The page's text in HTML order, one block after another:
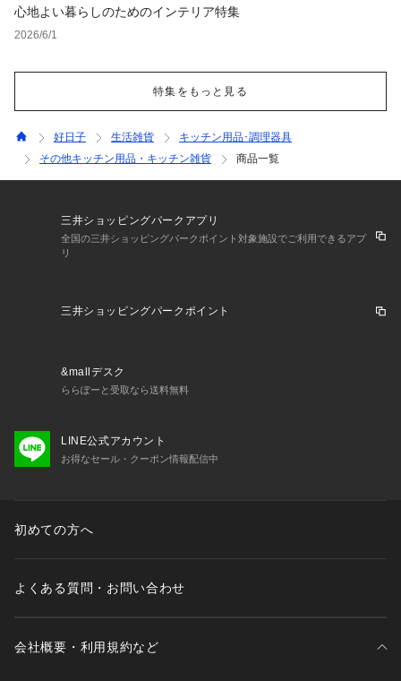
心地よい暮らしのためのインテリア特集
2026/6/1
特集をもっと見る
好日子 生活雑貨
キッチン用品･調理器具
その他キッチン用品・キッチン雑貨
商品一覧
三井ショッピングパークアプリ
全国の三井ショッピングパークポイント対象施設でご利用できるアプ
リ
三井ショッピングパークポイント
&mallデスク
ららぽーと受取なら送料無料
LINE公式アカウント
お得なセール・クーポン情報配信中
初めての方へ
よくある質問・お問い合わせ
会社概要・利用規約など